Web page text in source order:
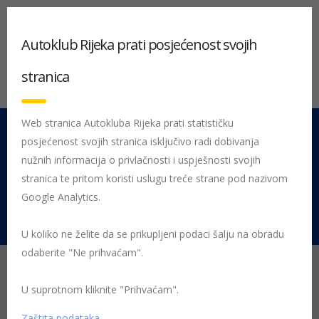
051 212 442 Centrala
Pon - Pet 08:00 - 16:00
Rujevica 9/1, 51000 Rijeka
Početna Zakon o sigurnosti prometa na cestama
Autoklub Rijeka prati posjećenost svojih
stranica
Web stranica Autokluba Rijeka prati statističku
posjećenost svojih stranica isključivo radi dobivanja
nužnih informacija o privlačnosti i uspješnosti svojih
stranica te pritom koristi uslugu treće strane pod nazivom
Google Analytics.
U koliko ne želite da se prikupljeni podaci šalju na obradu
odaberite "Ne prihvaćam".
U suprotnom kliknite "Prihvaćam".